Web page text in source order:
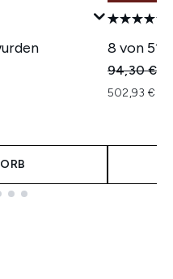
8 von 51
94,30 €
502,93 €